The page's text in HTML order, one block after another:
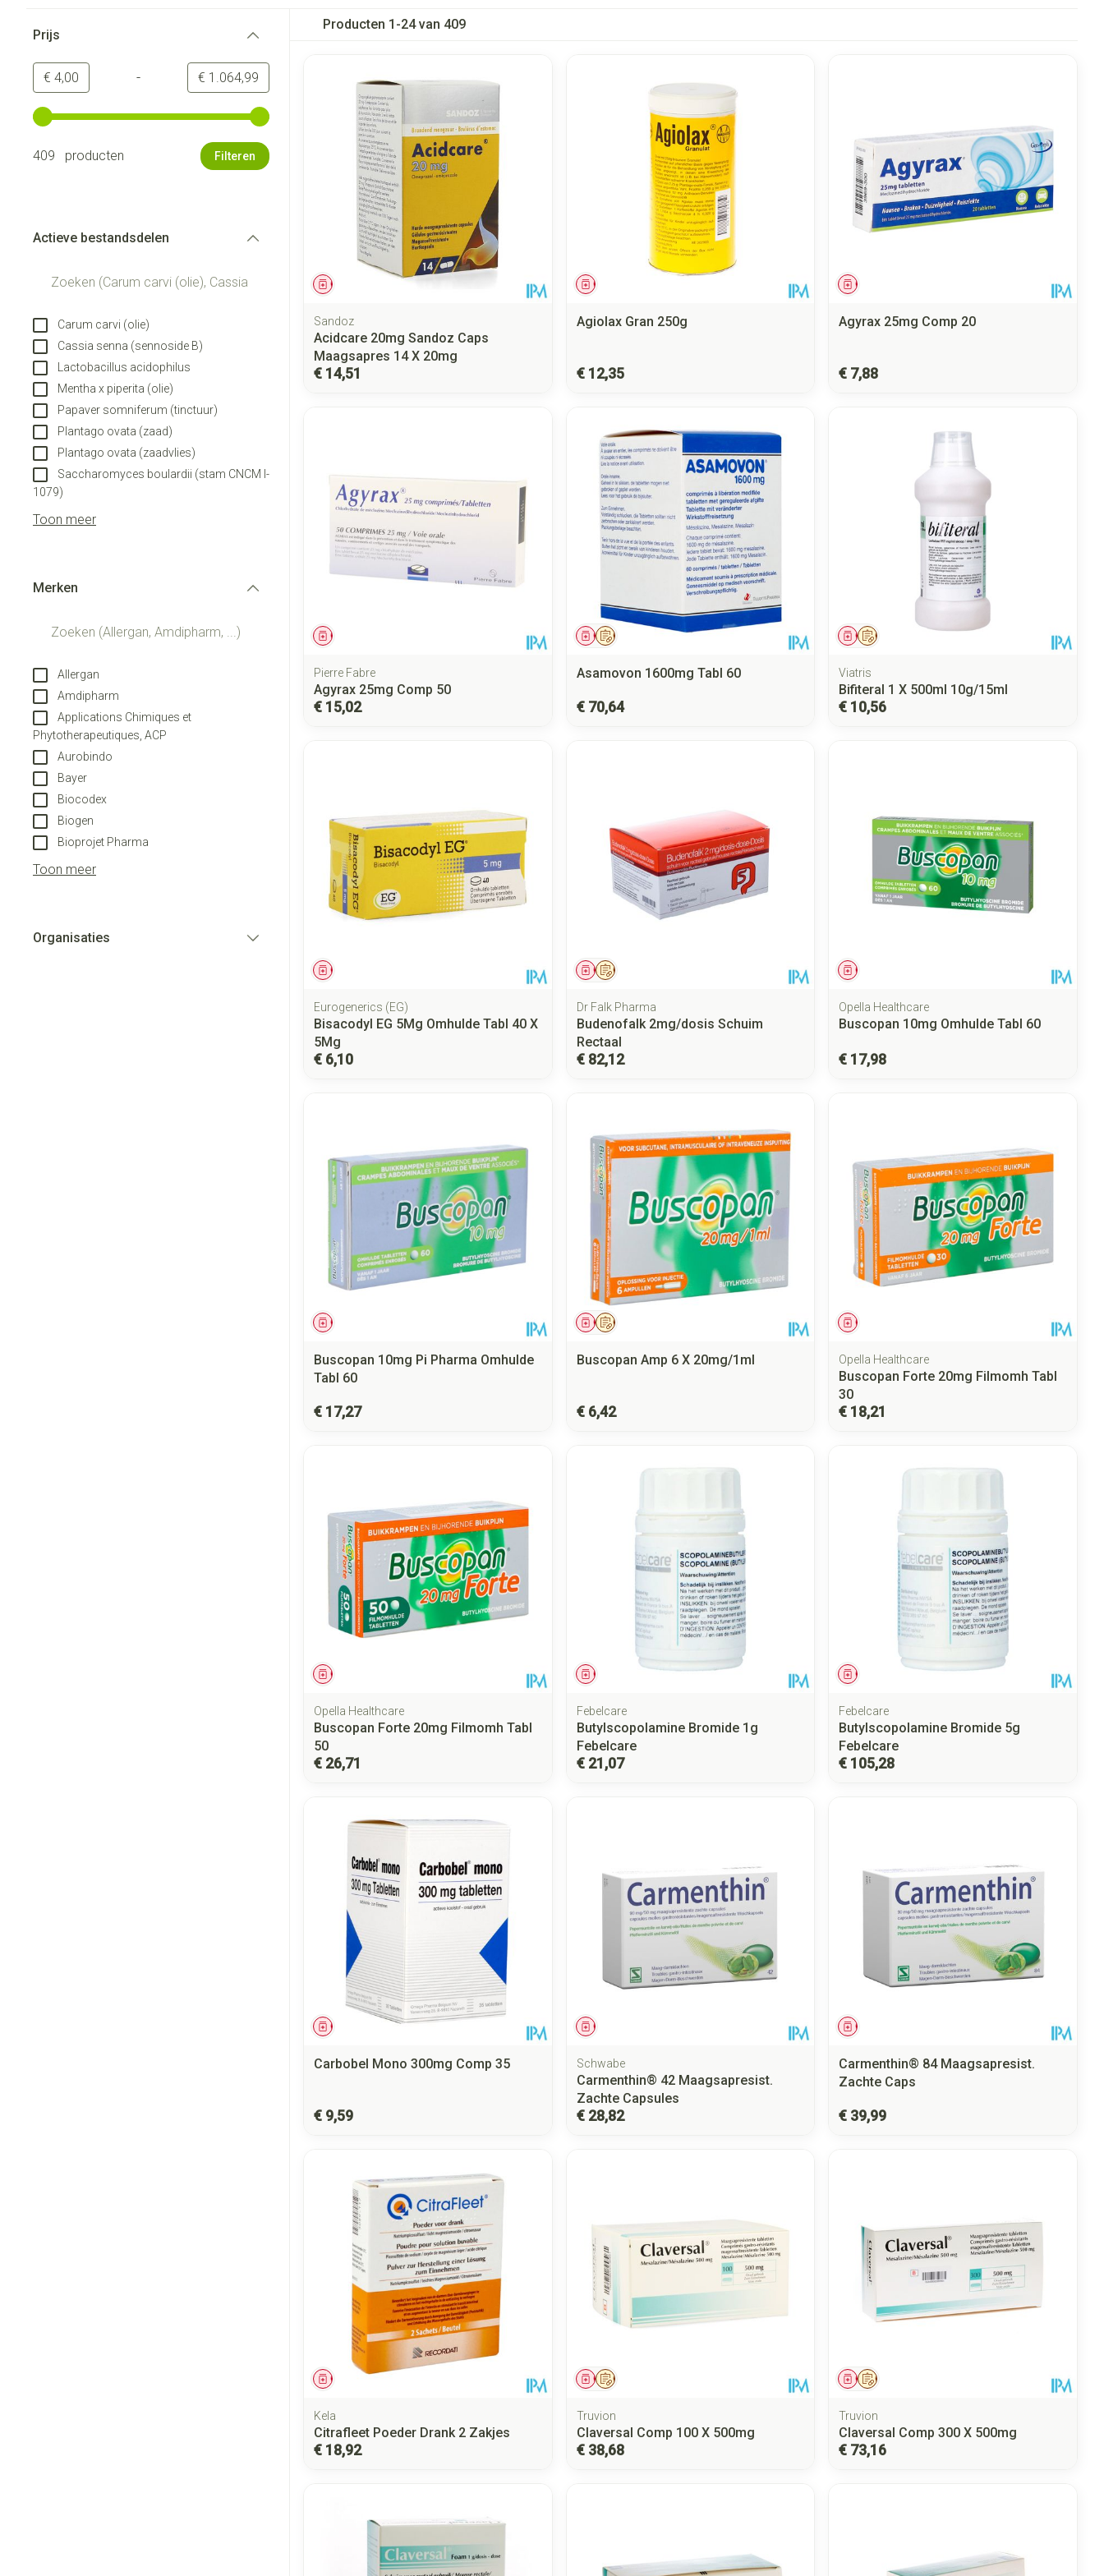
Prijs
Minimumwaarde
€ 4,00 - Maximale waarde
€ 1.064,99
Gebruik de pijltjestoetsen links en rechts om de minimale en maximale prijswaarden aan te passen.
409 producten Filteren
Actieve bestandsdelen
Carum carvi (olie)
Cassia senna (sennoside B)
Lactobacillus acidophilus
Mentha x piperita (olie)
Papaver somniferum (tinctuur)
Plantago ovata (zaad)
Plantago ovata (zaadvlies)
Saccharomyces boulardii (stam CNCM I-
1079)
Toon meer
Merken
Allergan
Amdipharm
Applications Chimiques et
Phytotherapeutiques, ACP
Aurobindo
Bayer
Biocodex
Biogen
Bioprojet Pharma
Toon meer
Organisaties
Producten 1 -24van 409
Geneesmiddel
Sandoz
Acidcare 20mg Sandoz Caps
Maagsapres 14 X 20mg
€ 14,51
Geneesmiddel
Agiolax Gran 250g
€ 12,35
Geneesmiddel
Agyrax 25mg Comp 20
€ 7,88
Geneesmiddel
Pierre Fabre
Agyrax 25mg Comp 50
€ 15,02
Op voorschrift
Geneesmiddel
Asamovon 1600mg Tabl 60
€ 70,64
Op voorschrift
Geneesmiddel
Viatris
Bifiteral 1 X 500ml 10g/15ml
€ 10,56
Geneesmiddel
Eurogenerics (EG)
Bisacodyl EG 5Mg Omhulde Tabl 40 X
5Mg
€ 6,10
Op voorschrift
Geneesmiddel
Dr Falk Pharma
Budenofalk 2mg/dosis Schuim
Rectaal
€ 82,12
Geneesmiddel
Opella Healthcare
Buscopan 10mg Omhulde Tabl 60
€ 17,98
Geneesmiddel
Buscopan 10mg Pi Pharma Omhulde
Tabl 60
€ 17,27
Op voorschrift
Geneesmiddel
Buscopan Amp 6 X 20mg/1ml
€ 6,42
Geneesmiddel
Opella Healthcare
Buscopan Forte 20mg Filmomh Tabl
30
€ 18,21
Geneesmiddel
Opella Healthcare
Buscopan Forte 20mg Filmomh Tabl
50
€ 26,71
Geneesmiddel
Febelcare
Butylscopolamine Bromide 1g
Febelcare
€ 21,07
Geneesmiddel
Febelcare
Butylscopolamine Bromide 5g
Febelcare
€ 105,28
Geneesmiddel
Carbobel Mono 300mg Comp 35
€ 9,59
Geneesmiddel
Schwabe
Carmenthin® 42 Maagsapresist.
Zachte Capsules
€ 28,82
Geneesmiddel
Carmenthin® 84 Maagsapresist.
Zachte Caps
€ 39,99
Geneesmiddel
Kela
Citrafleet Poeder Drank 2 Zakjes
€ 18,92
Op voorschrift
Geneesmiddel
Truvion
Claversal Comp 100 X 500mg
€ 38,68
Op voorschrift
Geneesmiddel
Truvion
Claversal Comp 300 X 500mg
€ 73,16